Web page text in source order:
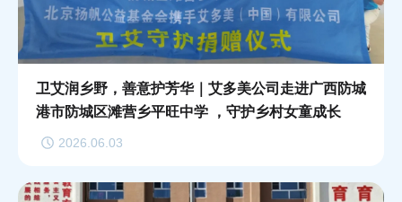
卫艾润乡野，善意护芳华｜艾多美公司走进广西防城
港市防城区滩营乡平旺中学 ，守护乡村女童成长
2026.06.03